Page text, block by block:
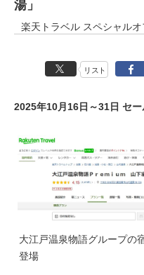
湯」
楽天トラベル スペシャルオ
リスト
2025年10月16日～31日 セー
大江戸温泉物語グループの
登場